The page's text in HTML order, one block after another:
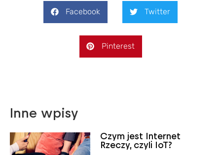
Facebook Twitter
Pinterest
Inne wpisy
Czym jest Internet
Rzeczy, czyli IoT?